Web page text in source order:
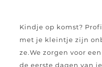
Kindje op komst?
met je kleintje zijn
ze.We zorgen voor een
de eerste dagen van